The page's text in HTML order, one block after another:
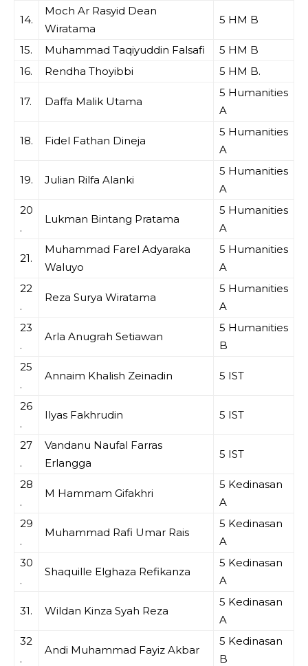
14.
Moch Ar Rasyid Dean
Wiratama
5 HM B
15. Muhammad Taqiyuddin Falsafi
5 HM B
16.
Rendha Thoyibbi 5 HM B.
17. Daffa Malik Utama
5 Humanities
A
18. Fidel Fathan Dineja
5 Humanities
A
19. Julian Rilfa Alanki
5 Humanities
A
20
.
Lukman Bintang Pratama
5 Humanities
A
21.
Muhammad Farel Adyaraka
Waluyo
5 Humanities
A
22
.
Reza Surya Wiratama
5 Humanities
A
23
.
Arla Anugrah Setiawan
5 Humanities
B
25
.
Annaim Khalish Zeinadin 5 IST
26
.
Ilyas Fakhrudin 5 IST
27
.
Vandanu Naufal Farras
Erlangga
5 IST
28
.
M Hammam Gifakhri
5 Kedinasan
A
29
.
Muhammad Rafi Umar Rais
5 Kedinasan
A
30
.
Shaquille Elghaza Refikanza
5 Kedinasan
A
31. Wildan Kinza Syah Reza
5 Kedinasan
A
32
.
Andi Muhammad Fayiz Akbar
5 Kedinasan
B